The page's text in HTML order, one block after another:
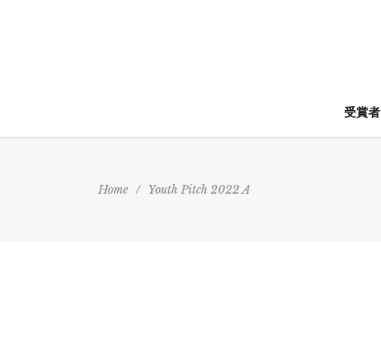
受賞者
Home / Youth Pitch 2022 A